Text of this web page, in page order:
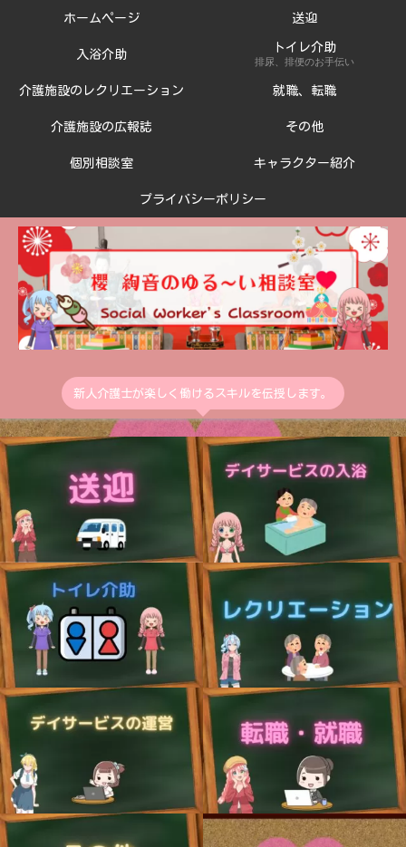
新人介護士が楽しく働けるスキルを伝授します。
ホームページ 送迎
入浴介助
トイレ介助
排尿、排便のお手伝い
介護施設のレクリエーション 就職、転職
介護施設の広報誌 その他
個別相談室 キャラクター紹介
プライバシーポリシー